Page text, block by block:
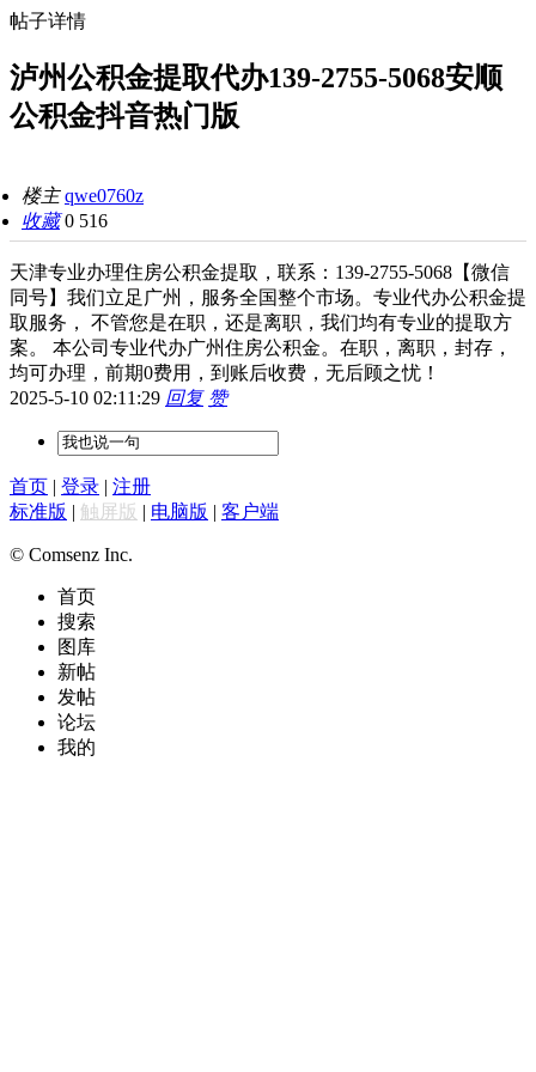
帖子详情
泸州公积金提取代办139-2755-5068安顺
公积金抖音热门版
楼主qwe0760z
收藏 0 516
天津专业办理住房公积金提取，联系：139-2755-5068【微信
同号】我们立足广州，服务全国整个市场。专业代办公积金提
取服务， 不管您是在职，还是离职，我们均有专业的提取方
案。 本公司专业代办广州住房公积金。在职，离职，封存，
均可办理，前期0费用，到账后收费，无后顾之忧！
2025-5-10 02:11:29 回复 赞
首页 | 登录 | 注册
标准版 | 触屏版 | 电脑版 | 客户端
© Comsenz Inc.
首页
搜索
图库
新帖
发帖
论坛
我的